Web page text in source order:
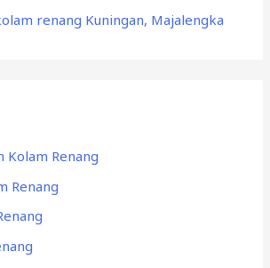
renang Kuningan, Majalengka
Kolam Renang
Renang